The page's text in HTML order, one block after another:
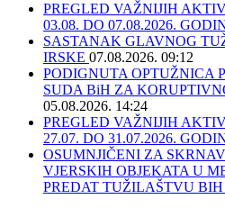
PREGLED VAŽNIJIH
03.08. DO 07.08.2026.
SASTANAK GLAVNOG
IRSKE 07.08.2026. 09:12
PODIGNUTA OPTUŽNICA
SUDA BiH ZA
05.08.2026. 14:24
PREGLED VAŽNIJIH
27.07. DO 31.07.2026.
OSUMNJIČENI ZA
VJERSKIH OBJEKATA U
PREDAT TUŽILAŠTVU BIH